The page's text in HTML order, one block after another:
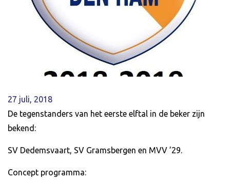
27 juli, 2018
De tegenstanders van het eerste elftal in de beker zijn
bekend:
SV Dedemsvaart, SV Gramsbergen en MVV ’29.
Concept programma: